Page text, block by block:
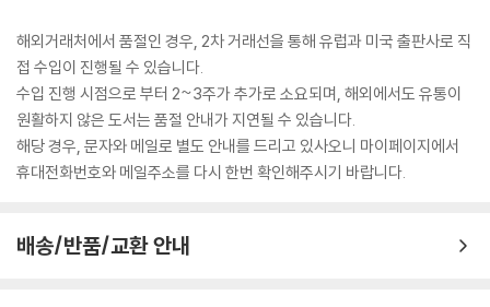
해외거래처에서 품절인 경우, 2차 거래선을 통해 유럽과 미국 출판사로 직
접 수입이 진행될 수 있습니다.
수입 진행 시점으로 부터 2~3주가 추가로 소요되며, 해외에서도 유통이
원활하지 않은 도서는 품절 안내가 지연될 수 있습니다.
해당 경우, 문자와 메일로 별도 안내를 드리고 있사오니 마이페이지에서
휴대전화번호와 메일주소를 다시 한번 확인해주시기 바랍니다.
배송/반품/교환 안내